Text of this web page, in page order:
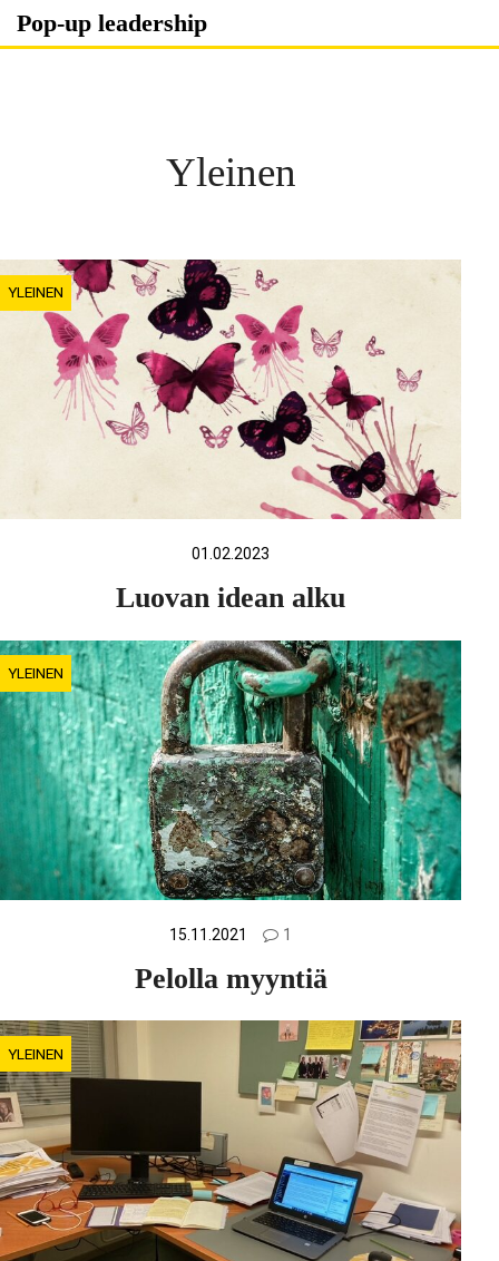
Skip
Pop-up leadership
Yleinen
YLEINEN
01.02.2023
Luovan idean alku
YLEINEN
15.11.2021 1
Pelolla myyntiä
YLEINEN